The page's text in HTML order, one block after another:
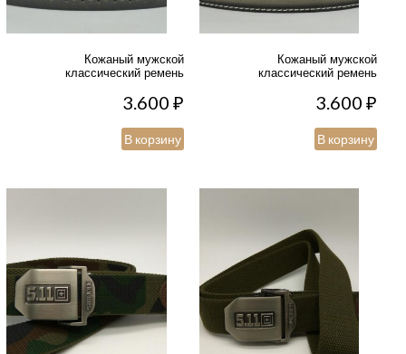
Кожаный мужской
классический ремень
3.600₽
В корзину
Кожаный мужской
классический ремень
3.600₽
В корзину